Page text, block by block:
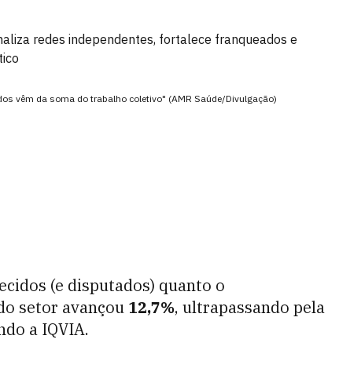
redes independentes, fortalece franqueados e
vêm da soma do trabalho coletivo" (AMR Saúde/Divulgação)
(e disputados) quanto o
setor avançou 12,7%, ultrapassando pela
a IQVIA.